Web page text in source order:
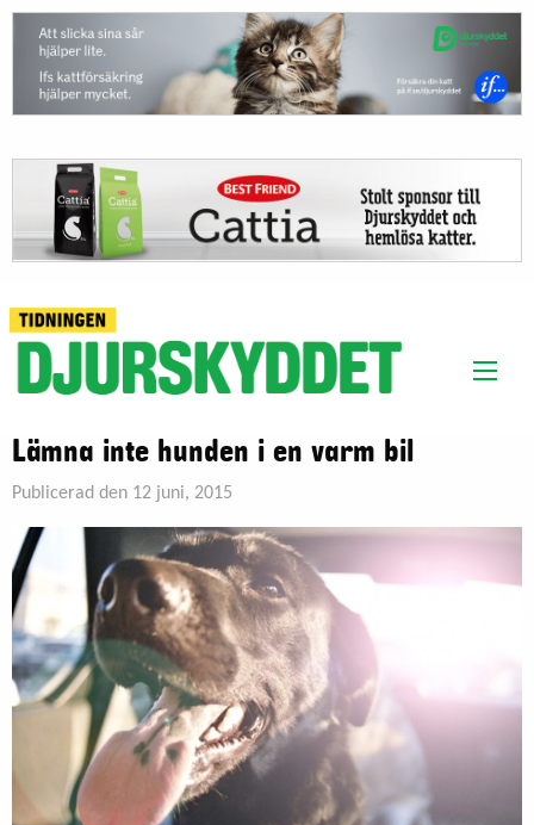
Lämna inte hunden i en varm bil
Publicerad den 12 juni, 2015